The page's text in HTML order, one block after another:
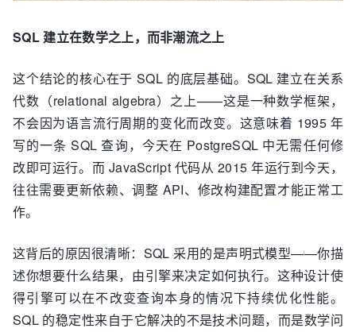
SQL 建立在数学之上，而非潮流之上
这个结论的核心在于 SQL 的底层基础。SQL 建立在关系
代数（relational algebra）之上——这是一种数学框架，
不会因为语言流行周期的变化而改变。这意味着 1995 年
写的一条 SQL 查询，今天在 PostgreSQL 中无需任何修
改即可运行。而 JavaScript 代码从 2015 年运行到今天，
往往需要更新依赖、调整 API、修改构建配置才能正常工
作。
这背后的原因很清晰：SQL 采用的是声明式模型——你描
述你想要什么结果，由引擎来决定如何执行。这种设计使
得引擎可以在不改变查询本身的情况下持续优化性能。
SQL 的稳定性来自于它解决的不是技术问题，而是数学问